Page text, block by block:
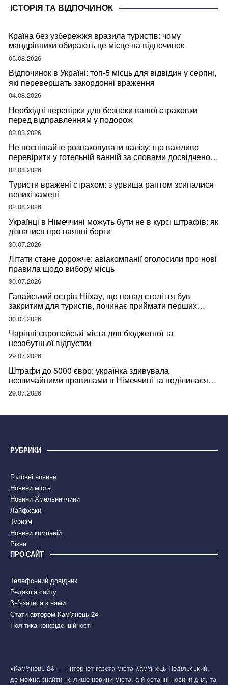
ІСТОРІЯ ТА ВІДПОЧИНОК
Країна без узбережжя вразила туристів: чому
мандрівники обирають це місце на відпочинок
05.08.2026
Відпочинок в Україні: топ-5 місць для відвідин у серпні,
які перевершать закордонні враження
04.08.2026
Необхідні перевірки для безпеки вашої страховки
перед відправленням у подорож
02.08.2026
Не поспішайте розпаковувати валізу: що важливо
перевірити у готельній ванній за словами досвідченої
мандрівниці
02.08.2026
Туристи вражені страхом: з урвища раптом зсипалися
великі камені
02.08.2026
Українці в Німеччині можуть бути не в курсі штрафів: як
дізнатися про наявні борги
30.07.2026
Літати стане дорожче: авіакомпанії оголосили про нові
правила щодо вибору місць
30.07.2026
Гавайський острів Ніїхау, що понад століття був
закритим для туристів, починає приймати перших
відвідувачів
30.07.2026
Чарівні європейські міста для бюджетної та
незабутньої відпустки
29.07.2026
Штрафи до 5000 євро: українка здивувала
незвичайними правилами в Німеччині та поділилася
правдою
29.07.2026
РУБРИКИ
Головні новини
Новини міста
Новини Хмельниччини
Лайфхаки
Туризм
Новини компаній
Різне
ПРО САЙТ
Телефонний довідник
Редакція сайту
Зв’язатися з нами
Стати автором Кам’янець 24
Політика конфіденційності
«Кам'янець 24» — інтернет-газета міста Кам'янець-Подільський,
де можна знайти не лише новини міста, а й останні новини дня, та